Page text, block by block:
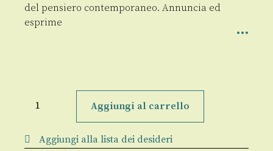
del pensiero contemporaneo. Annuncia ed
esprime
quantità
Aggiungi al carrello
Aggiungi alla lista dei desideri